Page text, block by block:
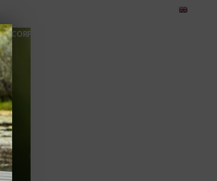
CORPORATE